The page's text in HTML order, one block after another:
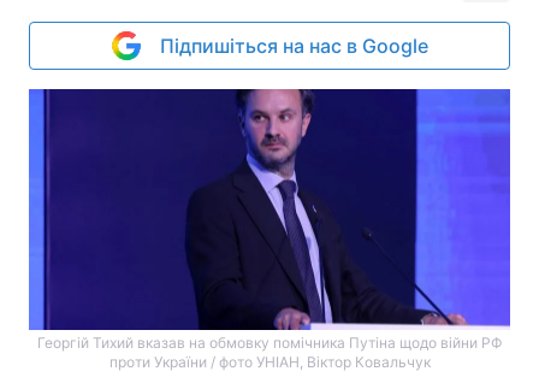
Підпишіться на нас в Google
Георгій Тихий вказав на обмовку помічника Путіна щодо війни РФ
проти України / фото УНІАН, Віктор Ковальчук